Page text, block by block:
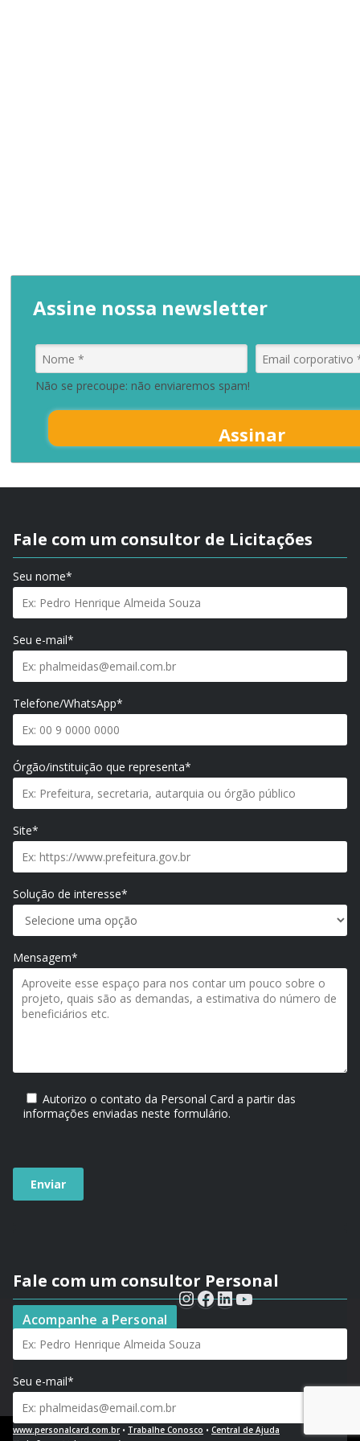
Assine nossa newsletter
Não se precoupe: não enviaremos spam!
Assinar
Fale com um consultor de Licitações
Seu nome*
Seu e-mail*
Telefone/WhatsApp*
Órgão/instituição que representa*
Site*
Solução de interesse*
Mensagem*
Autorizo o contato da Personal Card a partir das
informações enviadas neste formulário.
Fale com um consultor Personal
Seu nome*
Seu e-mail*
Acompanhe a Personal
www.personalcard.com.br• Trabalhe Conosco • Central de Ajuda